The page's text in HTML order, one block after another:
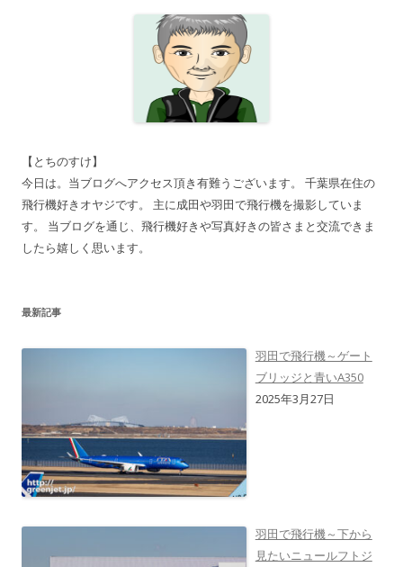
【とちのすけ】
今日は。当ブログへアクセス頂き有難うございます。 千葉県在住の
飛行機好きオヤジです。 主に成田や羽田で飛行機を撮影していま
す。 当ブログを通じ、飛行機好きや写真好きの皆さまと交流できま
したら嬉しく思います。
最新記事
羽田で飛行機～ゲート
ブリッジと青いA350
2025年3月27日
羽田で飛行機～下から
見たいニュールフトジ